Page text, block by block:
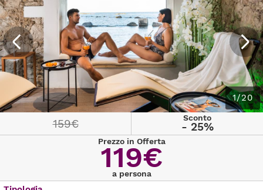
1/20
159€ Sconto
- 25%
Prezzo in Offerta
119€
a persona